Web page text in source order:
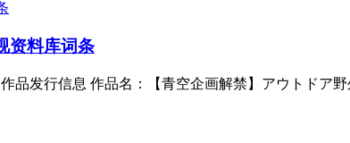
资料库词条
品发行信息 作品名：【青空企画解禁】アウトドア